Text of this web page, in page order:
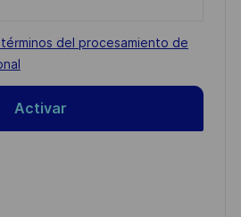
del procesamiento de
Activar